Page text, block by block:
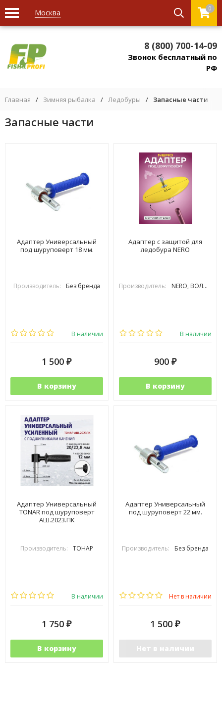
Москва 0
8 (800) 700-14-09
Звонок бесплатный по
РФ
Главная / Зимняя рыбалка / Ледобуры / Запасные части
Запасные части
Адаптер Универсальный
под шуруповерт 18 мм.
Производитель: Без бренда
В наличии
1 500 ₽
В корзину
Адаптер с защитой для
ледобура NERO
Производитель: NERO, ВОЛЖАНКА
В наличии
900 ₽
В корзину
Адаптер Универсальный
TONAR под шуруповерт
АШ.2023.ПК
Производитель: ТОНАР
В наличии
1 750 ₽
В корзину
Адаптер Универсальный
под шуруповерт 22 мм.
Производитель: Без бренда
Нет в наличии
1 500 ₽
Нет в наличии